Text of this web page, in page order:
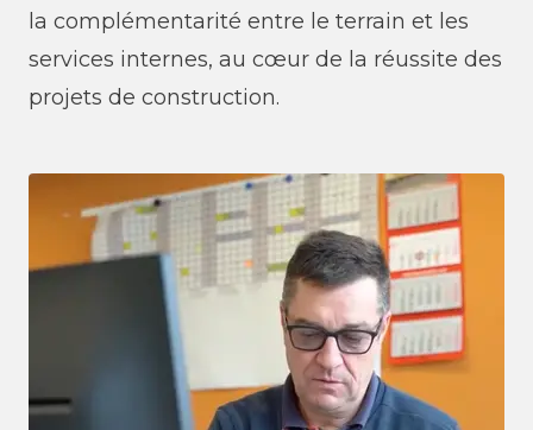
la complémentarité entre le terrain et les
services internes, au cœur de la réussite des
projets de construction.